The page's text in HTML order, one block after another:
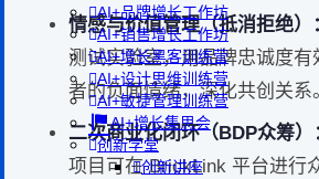
AI+品牌增长工作坊
AI+销售增长工作坊
AI+增长黑客训练营
AI+设计思维训练营
AI+敏捷管理训练营
AI+增长集思会
创新学堂
创新讲座
情感与价值管理（抵消拒绝）
测试实验室，用品牌忠诚度
者的负面情绪，深化共创关系
二次商业化闭环（BDP众筹）
项目可在 BrickLink 平台进行